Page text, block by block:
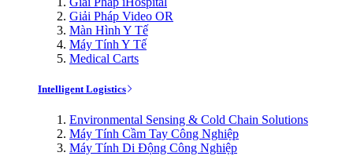
Giải Pháp Video OR
Màn Hình Y Tế
Máy Tính Y Tế
Medical Carts
Intelligent Logistics
Environmental Sensing & Cold Chain Solutions
Máy Tính Cầm Tay Công Nghiệp
Máy Tính Di Động Công Nghiệp